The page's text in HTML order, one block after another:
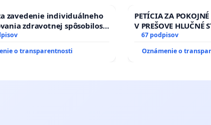
zavedenie individuálneho
zdravotnej spôsobilosti
1. a 2. typu pri
o transparentnosti
PETÍCIA ZA
V PREŠOVE HLUČNÉ
V SOBOTU LEN OD
8.00 – 18.00 HOD. A
67 podpisov
Oznámenie o